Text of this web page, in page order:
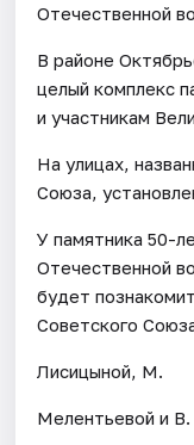
Отечественной
В районе
целый комплекс
и участникам
На улицах,
Союза,
У памятника 50-
Отечественной
будет
Советского
Лисицыной, М.
Мелентьевой и В.